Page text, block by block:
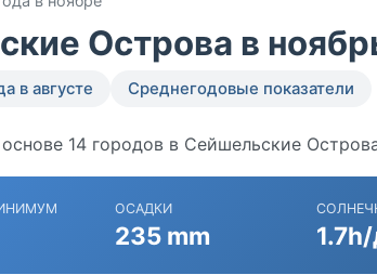
Острова в
в августе Среднегодовые показатели
14 городов в Сейшельские
ОСАДКИ
235 mm